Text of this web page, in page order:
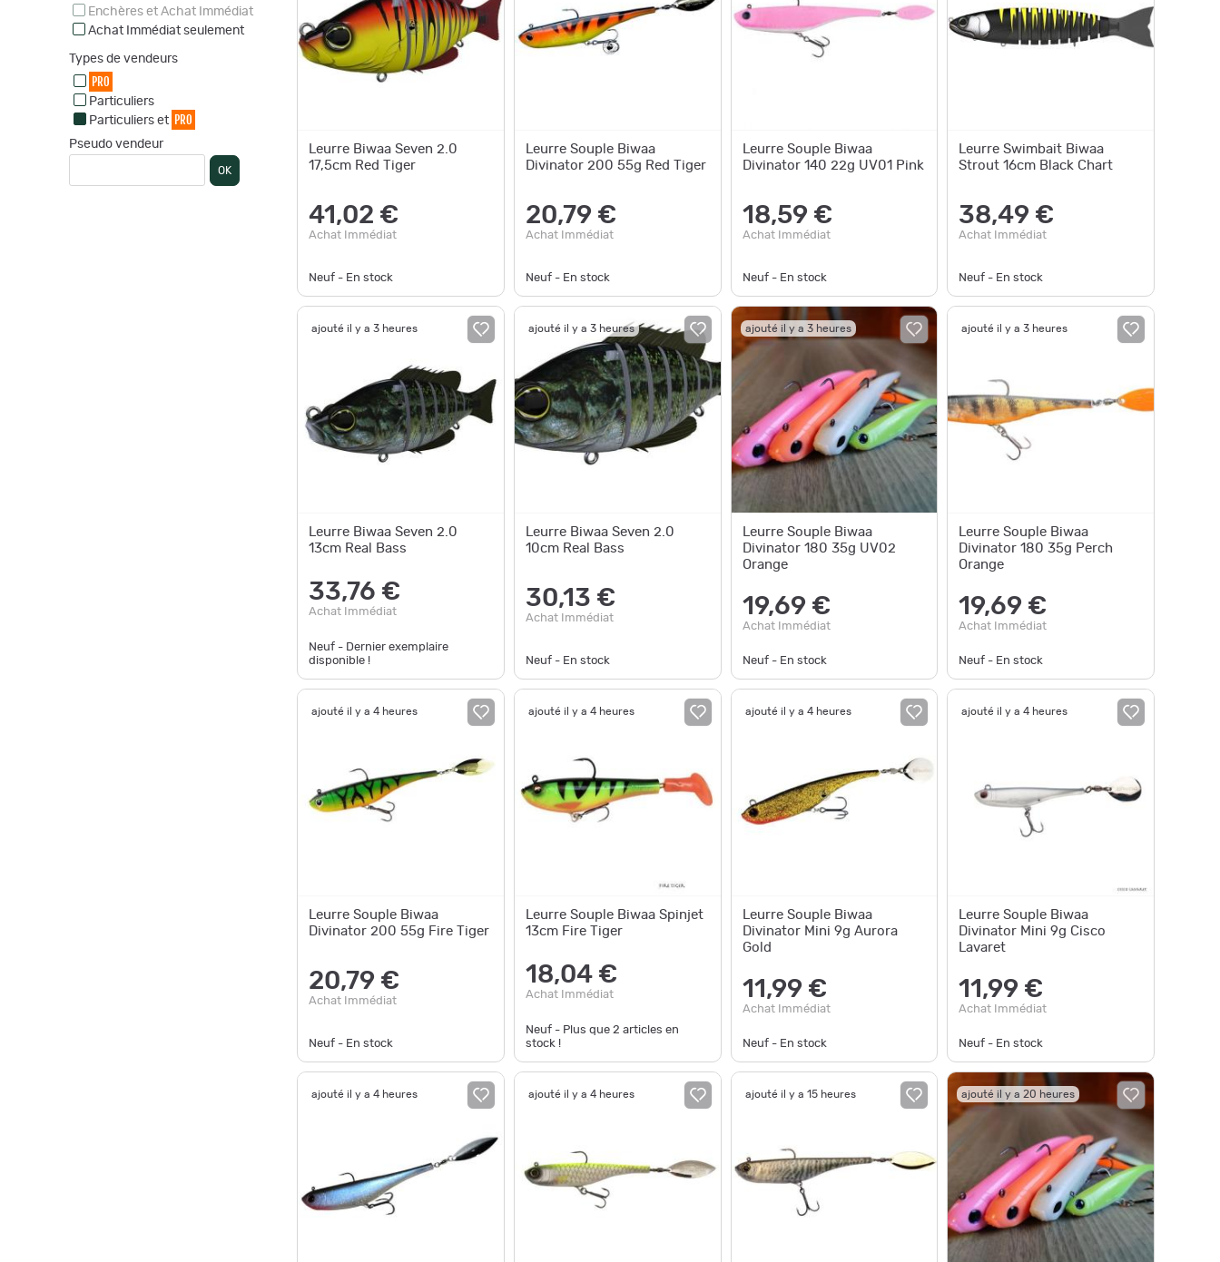
Enchères et Achat Immédiat
Achat Immédiat seulement
Types de vendeurs
PRO
Particuliers
Particuliers et PRO
Pseudo vendeur
OK
Leurre Biwaa Seven 2.0
17,5cm Red Tiger
41,02 €
Achat Immédiat
Neuf - En stock
Leurre Souple Biwaa
Divinator 200 55g Red Tiger
20,79 €
Achat Immédiat
Neuf - En stock
Leurre Souple Biwaa
Divinator 140 22g UV01 Pink
18,59 €
Achat Immédiat
Neuf - En stock
Leurre Swimbait Biwaa
Strout 16cm Black Chart
38,49 €
Achat Immédiat
Neuf - En stock
ajouté il y a 3 heures
Leurre Biwaa Seven 2.0
13cm Real Bass
33,76 €
Achat Immédiat
Neuf - Dernier exemplaire
disponible !
ajouté il y a 3 heures
Leurre Biwaa Seven 2.0
10cm Real Bass
30,13 €
Achat Immédiat
Neuf - En stock
ajouté il y a 3 heures
Leurre Souple Biwaa
Divinator 180 35g UV02
Orange
19,69 €
Achat Immédiat
Neuf - En stock
ajouté il y a 3 heures
Leurre Souple Biwaa
Divinator 180 35g Perch
Orange
19,69 €
Achat Immédiat
Neuf - En stock
ajouté il y a 4 heures
Leurre Souple Biwaa
Divinator 200 55g Fire Tiger
20,79 €
Achat Immédiat
Neuf - En stock
ajouté il y a 4 heures
Leurre Souple Biwaa Spinjet
13cm Fire Tiger
18,04 €
Achat Immédiat
Neuf - Plus que 2 articles en
stock !
ajouté il y a 4 heures
Leurre Souple Biwaa
Divinator Mini 9g Aurora
Gold
11,99 €
Achat Immédiat
Neuf - En stock
ajouté il y a 4 heures
Leurre Souple Biwaa
Divinator Mini 9g Cisco
Lavaret
11,99 €
Achat Immédiat
Neuf - En stock
ajouté il y a 4 heures ajouté il y a 4 heures ajouté il y a 15 heures ajouté il y a 20 heures